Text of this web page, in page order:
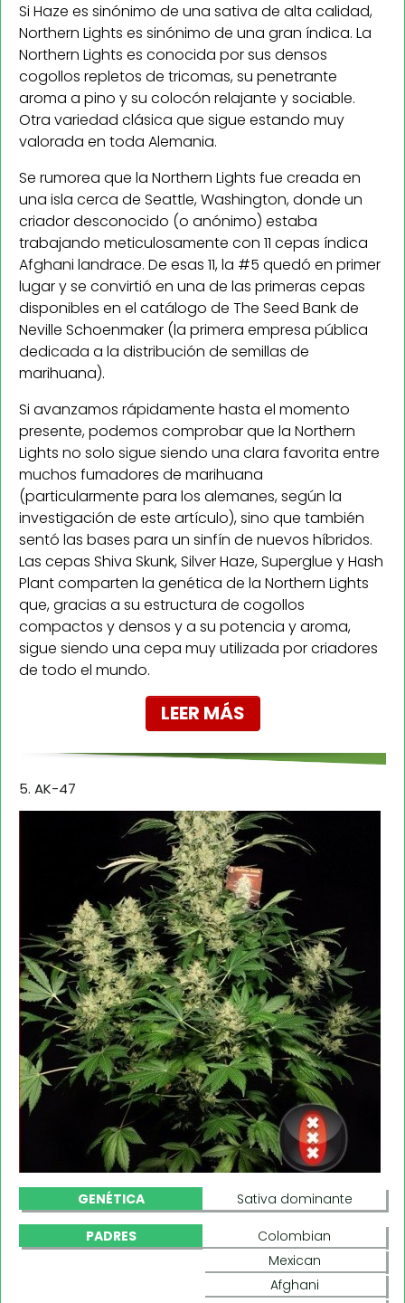
Si Haze es sinónimo de una sativa de alta calidad,
Northern Lights es sinónimo de una gran índica. La
Northern Lights es conocida por sus densos
cogollos repletos de tricomas, su penetrante
aroma a pino y su colocón relajante y sociable.
Otra variedad clásica que sigue estando muy
valorada en toda Alemania.
Se rumorea que la Northern Lights fue creada en
una isla cerca de Seattle, Washington, donde un
criador desconocido (o anónimo) estaba
trabajando meticulosamente con 11 cepas índica
Afghani landrace. De esas 11, la #5 quedó en primer
lugar y se convirtió en una de las primeras cepas
disponibles en el catálogo de The Seed Bank de
Neville Schoenmaker (la primera empresa pública
dedicada a la distribución de semillas de
marihuana).
Si avanzamos rápidamente hasta el momento
presente, podemos comprobar que la Northern
Lights no solo sigue siendo una clara favorita entre
muchos fumadores de marihuana
(particularmente para los alemanes, según la
investigación de este artículo), sino que también
sentó las bases para un sinfín de nuevos híbridos.
Las cepas Shiva Skunk, Silver Haze, Superglue y Hash
Plant comparten la genética de la Northern Lights
que, gracias a su estructura de cogollos
compactos y densos y a su potencia y aroma,
sigue siendo una cepa muy utilizada por criadores
de todo el mundo.
LEER MÁS
5. AK-47
GENÉTICA Sativa dominante
PADRES
Colombian
Mexican
Afghani